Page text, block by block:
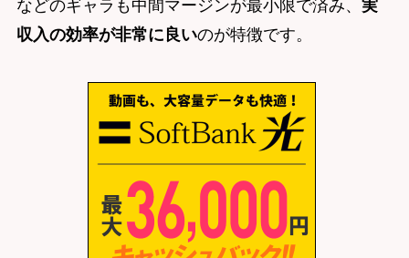
などのギャラも中間マージンが最小限で済み、 実
収入の効率が非常に良いのが特徴です。